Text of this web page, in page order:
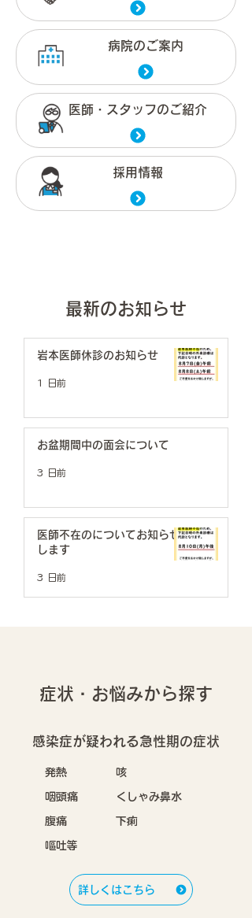
病院のご案内
医師・スタッフのご紹介
採用情報
最新のお知らせ
岩本医師休診のお知らせ
1 日前
お盆期間中の面会について
3 日前
医師不在のについてお知らせ
します
3 日前
症状・お悩みから探す
感染症が疑われる急性期の症状
発熱
咽頭痛
腹痛
咳
くしゃみ鼻水
下痢
嘔吐等
詳しくはこちら